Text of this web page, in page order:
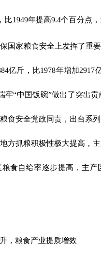
，比1949年提高9.4个百分点
国家粮食安全上发挥了重
亿斤，比1978年增加2917
牢“中国饭碗”做出了突出
食安全党政同责，出台系
方抓粮积极性极大提高，
食自给率逐步提高，主
粮食产业提质增效